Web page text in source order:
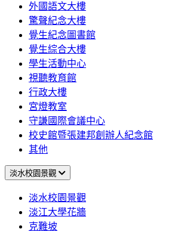
外國語文大樓
驚聲紀念大樓
覺生紀念圖書館
覺生綜合大樓
學生活動中心
視聽教育館
行政大樓
宮燈教室
守謙國際會議中心
校史館暨張建邦創辦人紀念館
其他
淡水校園景觀
淡水校園景觀
淡江大學花牆
克難坡